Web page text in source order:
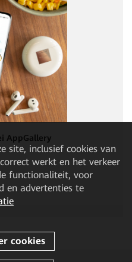
AppGallery
site, inclusief cookies van
werkt en het verkeer
functionaliteit, voor
en advertenties te